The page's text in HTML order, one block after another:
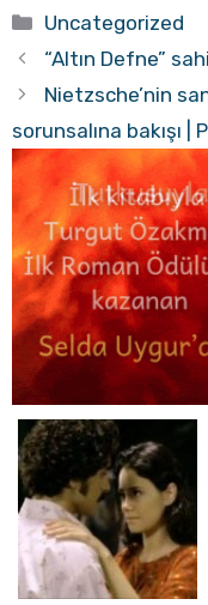
Kategoriler
Uncategorized
“Altın Defne”
Nietzsche’nin
sorunsalına bakışı |